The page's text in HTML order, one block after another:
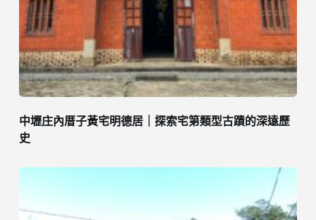
中壢庄內厝子黃宅明德居｜探索宅第類型古蹟的深遠歷
史